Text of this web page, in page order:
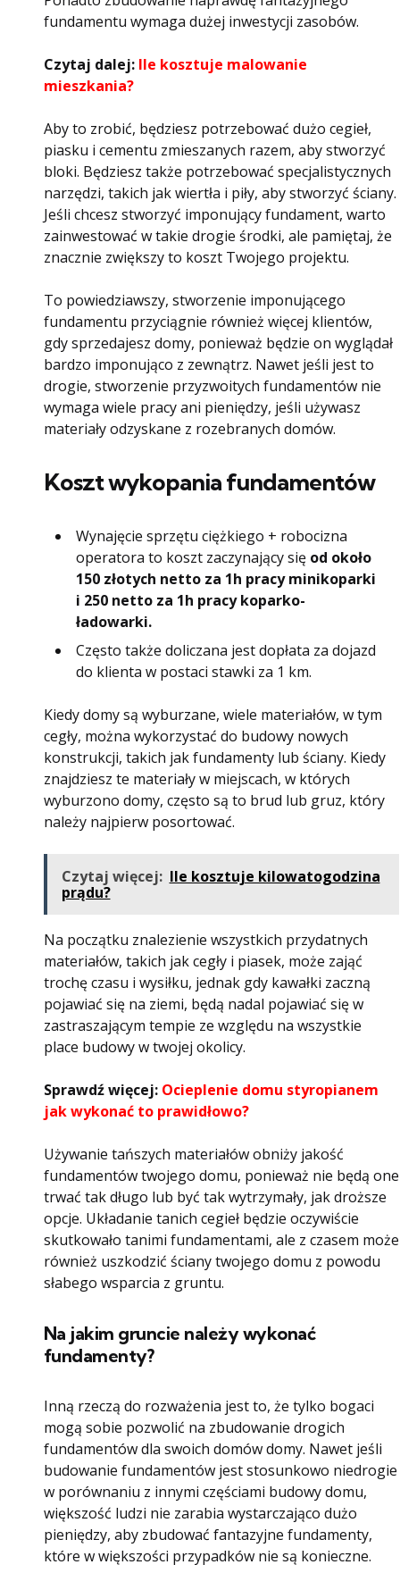
fundamentu wymaga dużej inwestycji zasobów.
Czytaj dalej: Ile kosztuje malowanie
mieszkania?
Aby to zrobić, będziesz potrzebować dużo cegieł,
piasku i cementu zmieszanych razem, aby stworzyć
bloki. Będziesz także potrzebować specjalistycznych
narzędzi, takich jak wiertła i piły, aby stworzyć ściany.
Jeśli chcesz stworzyć imponujący fundament, warto
zainwestować w takie drogie środki, ale pamiętaj, że
znacznie zwiększy to koszt Twojego projektu.
To powiedziawszy, stworzenie imponującego
fundamentu przyciągnie również więcej klientów,
gdy sprzedajesz domy, ponieważ będzie on wyglądał
bardzo imponująco z zewnątrz. Nawet jeśli jest to
drogie, stworzenie przyzwoitych fundamentów nie
wymaga wiele pracy ani pieniędzy, jeśli używasz
materiały odzyskane z rozebranych domów.
Koszt wykopania fundamentów
Wynajęcie sprzętu ciężkiego + robocizna
operatora to koszt zaczynający się od około
150 złotych netto za 1h pracy minikoparki
i 250 netto za 1h pracy koparko-
ładowarki.
Często także doliczana jest dopłata za dojazd
do klienta w postaci stawki za 1 km.
Kiedy domy są wyburzane, wiele materiałów, w tym
cegły, można wykorzystać do budowy nowych
konstrukcji, takich jak fundamenty lub ściany. Kiedy
znajdziesz te materiały w miejscach, w których
wyburzono domy, często są to brud lub gruz, który
należy najpierw posortować.
Czytaj więcej: Ile kosztuje kilowatogodzina
prądu?
Na początku znalezienie wszystkich przydatnych
materiałów, takich jak cegły i piasek, może zająć
trochę czasu i wysiłku, jednak gdy kawałki zaczną
pojawiać się na ziemi, będą nadal pojawiać się w
zastraszającym tempie ze względu na wszystkie
place budowy w twojej okolicy.
Sprawdź więcej: Ocieplenie domu styropianem
jak wykonać to prawidłowo?
Używanie tańszych materiałów obniży jakość
fundamentów twojego domu, ponieważ nie będą one
trwać tak długo lub być tak wytrzymały, jak droższe
opcje. Układanie tanich cegieł będzie oczywiście
skutkowało tanimi fundamentami, ale z czasem może
również uszkodzić ściany twojego domu z powodu
słabego wsparcia z gruntu.
Na jakim gruncie należy wykonać
fundamenty?
Inną rzeczą do rozważenia jest to, że tylko bogaci
mogą sobie pozwolić na zbudowanie drogich
fundamentów dla swoich domów domy. Nawet jeśli
budowanie fundamentów jest stosunkowo niedrogie
w porównaniu z innymi częściami budowy domu,
większość ludzi nie zarabia wystarczająco dużo
pieniędzy, aby zbudować fantazyjne fundamenty,
które w większości przypadków nie są konieczne.